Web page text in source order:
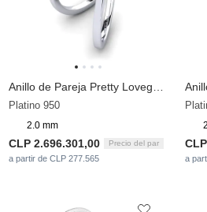
Platino 950
2.0 mm
CLP 2.696.301,00 Precio del par
a partir de CLP 277.565 a